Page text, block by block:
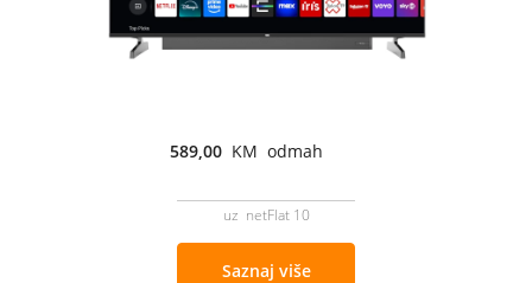
589,00 KM odmah
uz netFlat 10
Saznaj više